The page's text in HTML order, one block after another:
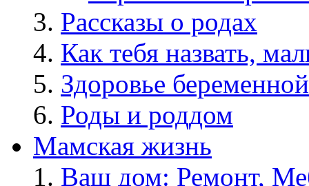
Рассказы о родах
Как тебя назвать,
Здоровье беременной
Роды и роддом
Мамская жизнь
Ваш дом: Ремонт,